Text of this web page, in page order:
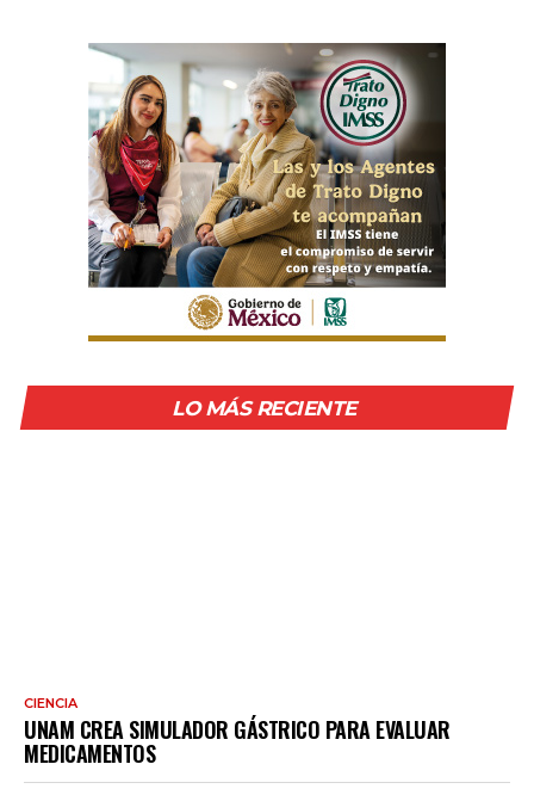
LO MÁS RECIENTE
CIENCIA
UNAM CREA SIMULADOR GÁSTRICO PARA EVALUAR
MEDICAMENTOS